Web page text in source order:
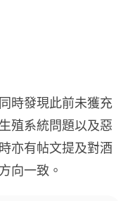
時發現此前未獲充
殖系統問題以及惡
亦有帖文提及對酒
向一致。